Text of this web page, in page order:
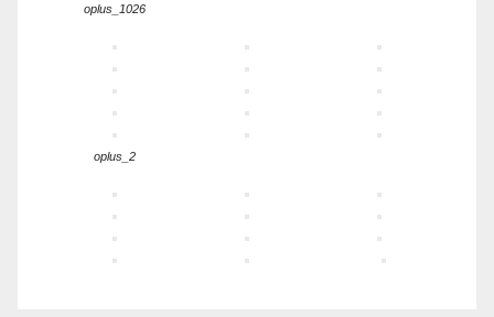
oplus_1026
oplus_2